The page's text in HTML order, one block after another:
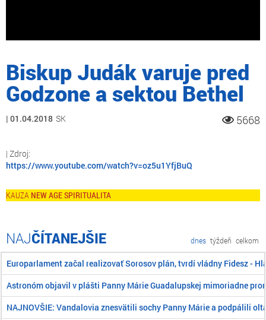
Biskup Judák varuje pred
Godzone a sektou Bethel
01.04.2018 SK 5668
https://www.youtube.com/watch?v=oz5u1YfjBuQ
NEW AGE SPIRITUALITA
ČÍTANEJŠIE dnes týždeň celkom
Europarlament začal realizovať Sorosov plán, tvrdí vládny Fidesz -
Astronóm objavil v plášti Panny Márie Guadalupskej mimoriadne
NAJNOVŠIE: Vandalovia znesvätili sochy Panny Márie a podpálili